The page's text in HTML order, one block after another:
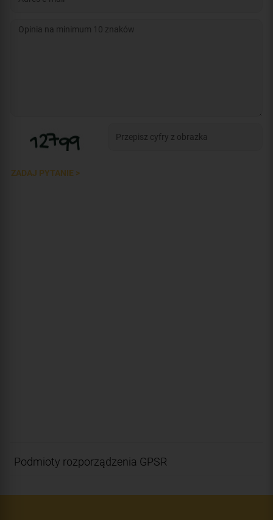
ZADAJ PYTANIE >
Podmioty rozporządzenia GPSR